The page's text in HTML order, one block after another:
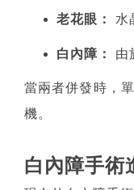
老花眼：
水
白內障： 由
當兩者併發時，
機。
白內障手術